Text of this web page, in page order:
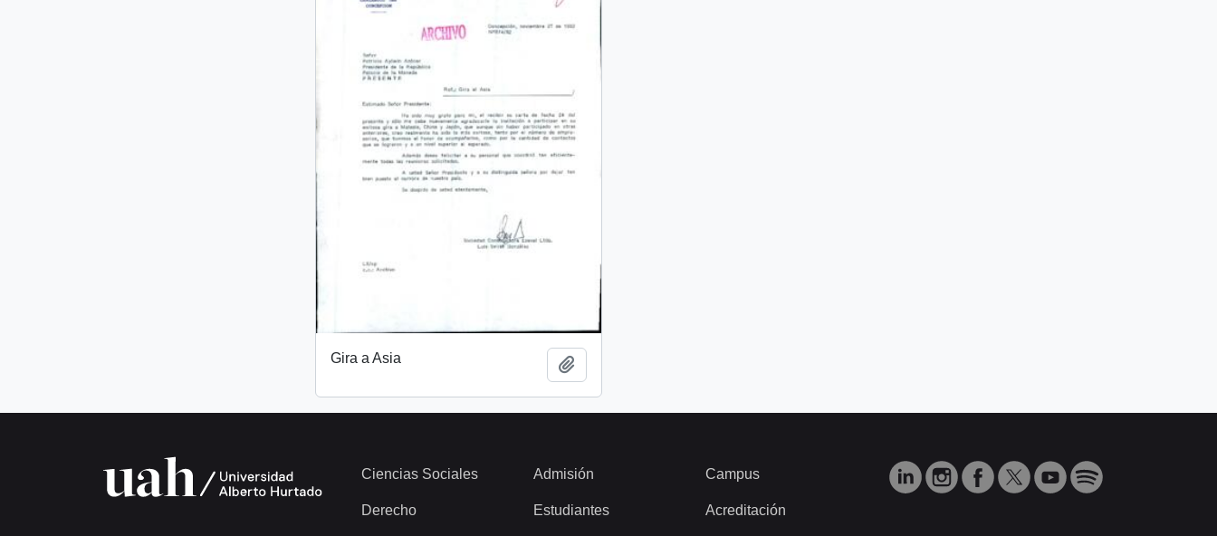
Gira a Asia
Ciencias Sociales
Derecho
Admisión
Estudiantes
Campus
Acreditación